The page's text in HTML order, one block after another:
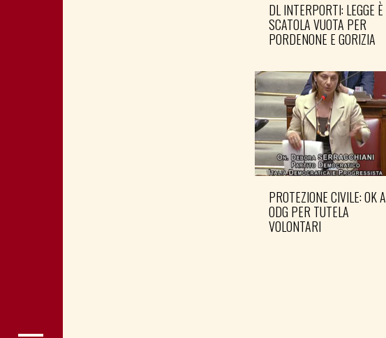
DL INTERPORTI: LEGGE È
SCATOLA VUOTA PER
PORDENONE E GORIZIA
PROTEZIONE CIVILE: OK A
ODG PER TUTELA
VOLONTARI